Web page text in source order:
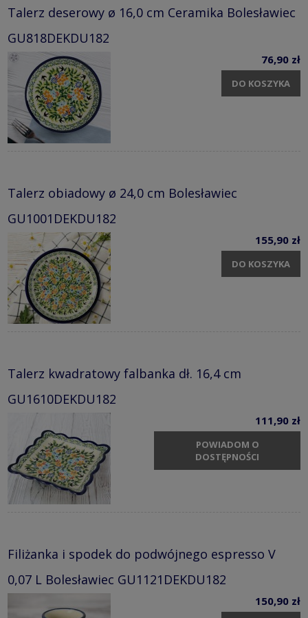
Talerz deserowy ø 16,0 cm Ceramika Bolesławiec
GU818DEKDU182
76,90 zł
DO KOSZYKA
Talerz obiadowy ø 24,0 cm Bolesławiec
GU1001DEKDU182
155,90 zł
DO KOSZYKA
Talerz kwadratowy falbanka dł. 16,4 cm
GU1610DEKDU182
111,90 zł
POWIADOM O
DOSTĘPNOŚCI
Filiżanka i spodek do podwójnego espresso V
0,07 L Bolesławiec GU1121DEKDU182
150,90 zł